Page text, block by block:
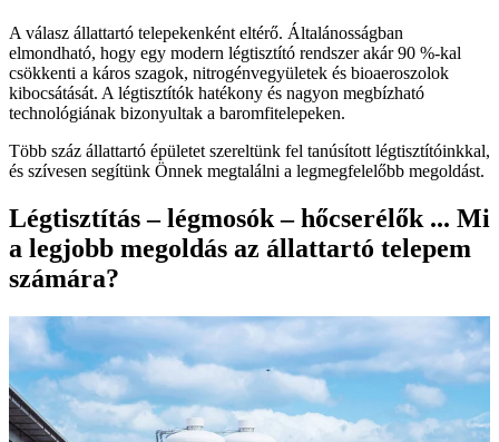
A válasz állattartó telepekenként eltérő. Általánosságban
elmondható, hogy egy modern légtisztító rendszer akár 90 %-kal
csökkenti a káros szagok, nitrogénvegyületek és bioaeroszolok
kibocsátását. A légtisztítók hatékony és nagyon megbízható
technológiának bizonyultak a baromfitelepeken.
Több száz állattartó épületet szereltünk fel tanúsított légtisztítóinkkal,
és szívesen segítünk Önnek megtalálni a legmegfelelőbb megoldást.
Légtisztítás – légmosók – hőcserélők ... Mi
a legjobb megoldás az állattartó telepem
számára?